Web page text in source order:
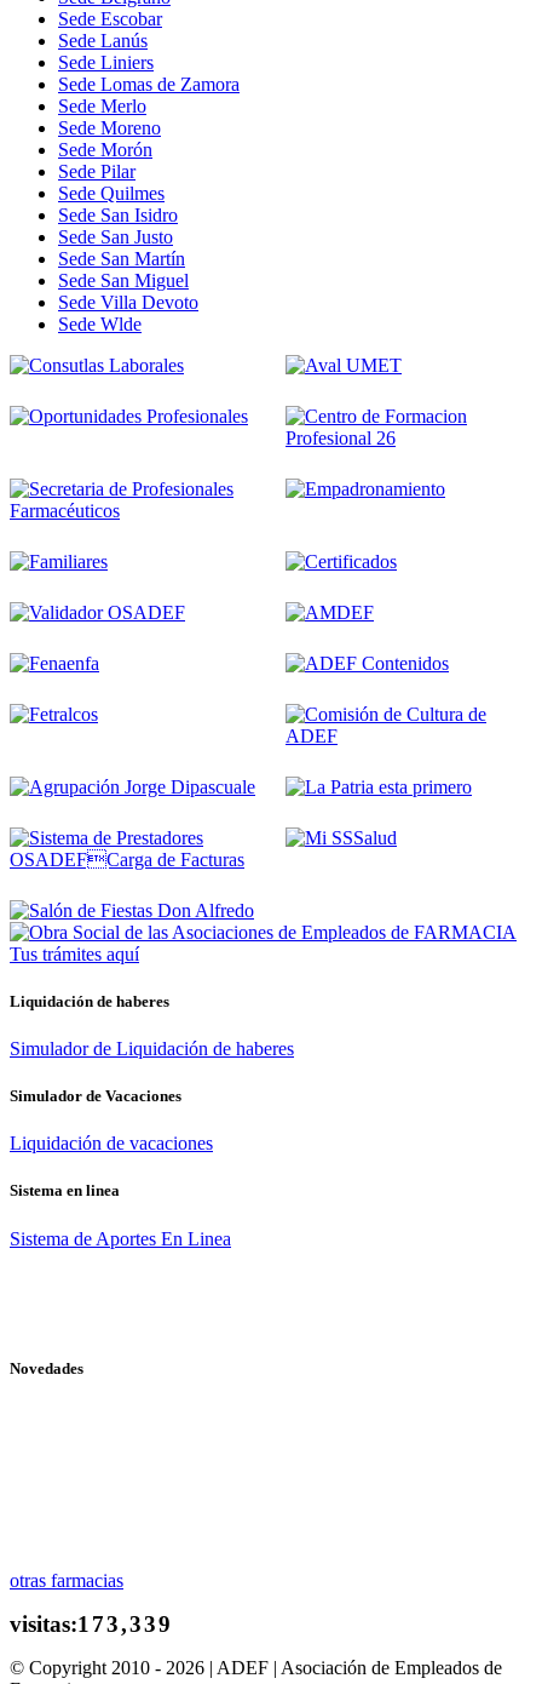
Sede Escobar
Sede Lanús
Sede Liniers
Sede Lomas de Zamora
Sede Merlo
Sede Moreno
Sede Morón
Sede Pilar
Sede Quilmes
Sede San Isidro
Sede San Justo
Sede San Martín
Sede San Miguel
Sede Villa Devoto
Sede Wlde
Tus trámites aquí
Liquidación de haberes
Simulador de Liquidación de haberes
Simulador de Vacaciones
Liquidación de vacaciones
Sistema en linea
Sistema de Aportes En Linea
Novedades
otras farmacias
© Copyright 2010 - 2026 | ADEF | Asociación de Empleados de